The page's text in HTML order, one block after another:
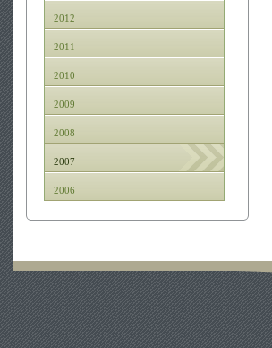
2012
2011
2010
2009
2008
2007
2006